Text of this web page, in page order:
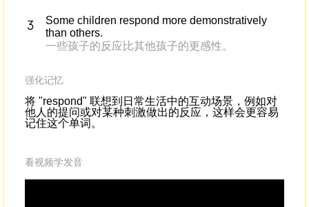
Some children respond more demonstratively
than others.
一些孩子的反应比其他孩子的更感性。
强化记忆
将 "respond" 联想到日常生活中的互动场景，例如对
他人的提问或对某种刺激做出的反应，这样会更容易
记住这个单词。
看视频学发音